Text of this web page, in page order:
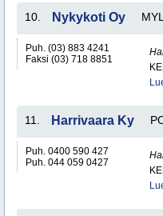
10. Nykykoti Oy
Puh. (03) 883 4241
Faksi (03) 718 8851
11. Harrivaara Ky
Puh. 0400 590 427
Puh. 044 059 0427